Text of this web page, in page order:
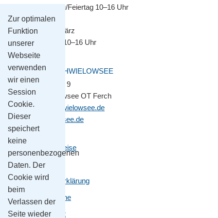
Zur optimalen
Funktion
unserer
Webseite
verwenden
wir einen
Session
Cookie.
Dieser
speichert
keine
personenbezogenen
Daten. Der
Cookie wird
beim
Verlassen der
Seite wieder
Montag–Sonntag/Feiertag 10–16 Uhr
November bis März
Montag–Freitag 10–16 Uhr
GEMEINDE SCHWIELOWSEE
Potsdamer Platz 9
14548 Schwielowsee OT Ferch
gemeinde@schwielowsee.de
www.schwielowsee.de
Kontakt & Anreise
Impressum
Datenschutzerklärung
Leichte Sprache
Barrierefreiheit